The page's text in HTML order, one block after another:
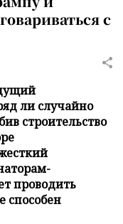
с
ли случайно
строительство
проводить
способен